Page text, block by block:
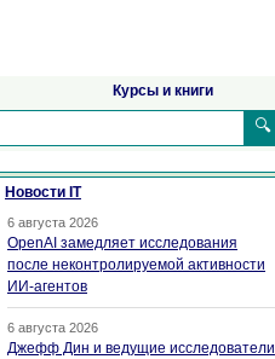
Курсы и книги
🔍
Новости IT
6 августа 2026
OpenAI замедляет исследования
после неконтролируемой активности
ИИ-агентов
6 августа 2026
Джефф Дин и ведущие исследователи